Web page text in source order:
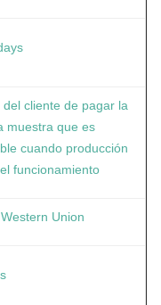
del cliente de pagar la
muestra que es
cuando producción
funcionamiento
Union